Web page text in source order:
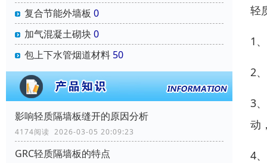
复合节能外墙板 0
加气混凝土砌块0
包上下水管烟道材料 50
影响轻质隔墙板缝开的原因分析
4174阅读 2026-03-05 20:09:23
GRC轻质隔墙板的特点
轻
1
2
3
动
4